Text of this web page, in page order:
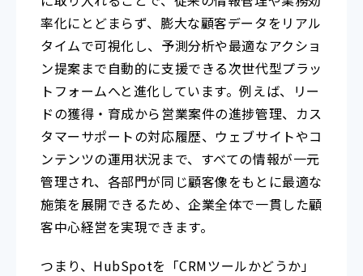
率化にとどまらず、膨大な顧客データをリアル
タイムで可視化し、予測分析や最適なアクショ
ン提案まで自動的に支援できる次世代型プラッ
トフォームへと進化しています。例えば、リー
ドの獲得・育成から営業案件の進捗管理、カス
タマーサポートの対応履歴、ウェブサイトやコ
ンテンツの運用状況まで、すべての情報が一元
管理され、各部門が同じ顧客像をもとに最適な
施策を展開できるため、企業全体で一貫した顧
客中心経営を実現できます。
つまり、HubSpotを「CRMツールかどうか」